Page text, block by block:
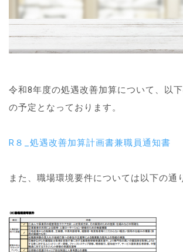
令和8年度の処遇改善加算について、以
の予定となっております。
R８_処遇改善加算計画書兼職員通知書
また、職場環境要件については以下の通